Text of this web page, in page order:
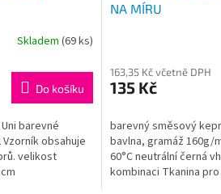
A
Skladem (69 ks)
Do košíku
barevné
obsahuje
velikost
NA MÍRU
163,35 Kč včetně DPH
135 Kč
barevný směsový
bavlna, gramáž 160g/
60°C neutrální černá
kombinaci Tkanina